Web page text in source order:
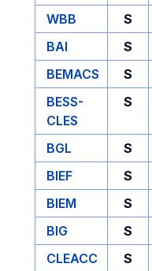
WBB
S
BAI
S
BEMACS
S
BESS-
CLES
S
BGL S
BIEF
S
BIEM
S
BIG
S
CLEACC
S